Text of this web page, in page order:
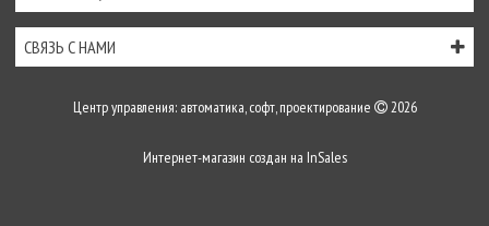
СВЯЗЬ С НАМИ
Центр управления: автоматика, софт, проектирование 2026
Интернет-магазин создан на InSales